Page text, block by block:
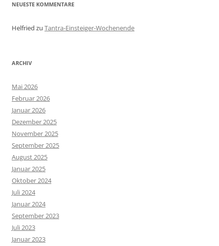
NEUESTE KOMMENTARE
Helfried zu Tantra-Einsteiger-Wochenende
ARCHIV
Mai 2026
Februar 2026
Januar 2026
Dezember 2025
November 2025
September 2025
August 2025
Januar 2025
Oktober 2024
Juli 2024
Januar 2024
September 2023
Juli 2023
Januar 2023